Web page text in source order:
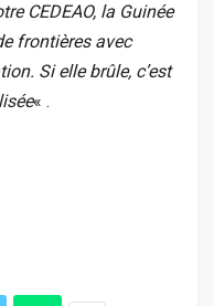
CEDEAO, la Guinée
frontières avec
Si elle brûle, c’est
« .